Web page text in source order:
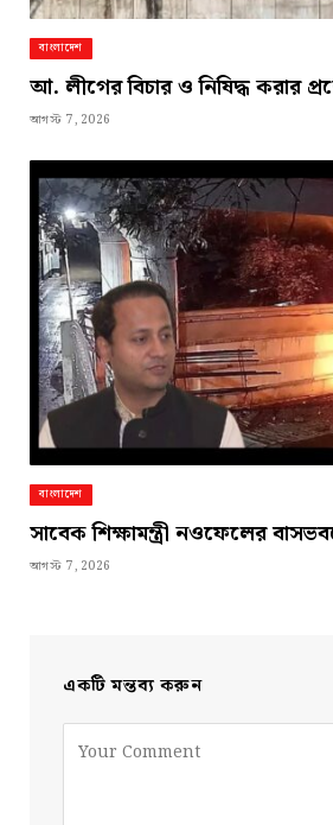
বাংলাদেশ
আ. লীগের বিচার ও নিষিদ্ধ করার
আগস্ট 7, 2026
বাংলাদেশ
সাবেক শিক্ষামন্ত্রী নওফেলের
আগস্ট 7, 2026
একটি মন্তব্য করুন